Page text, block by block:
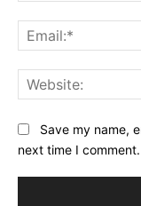
Save my name,
next time I comment.